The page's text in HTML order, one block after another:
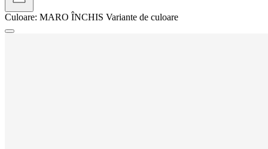
Culoare: MARO ÎNCHIS Variante de culoare